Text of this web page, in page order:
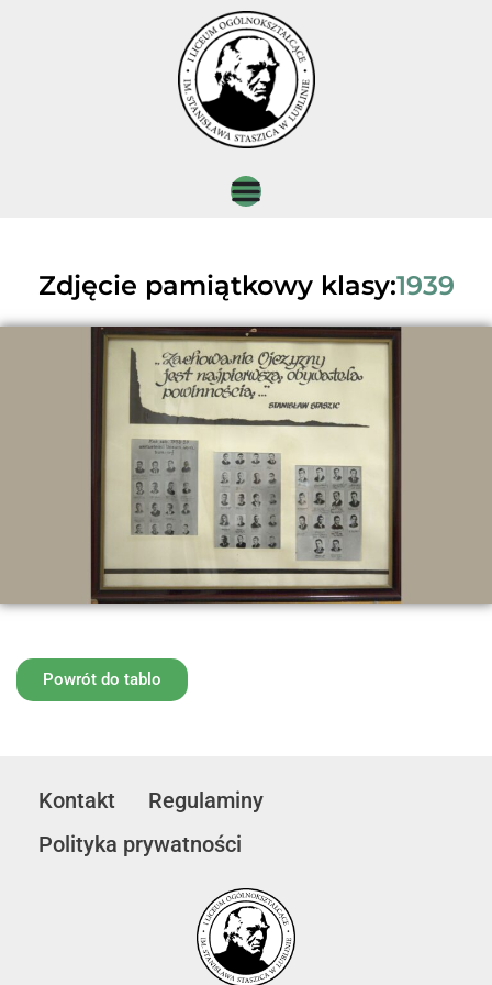
Zdjęcie pamiątkowy klasy:1939
Powrót do tablo
Kontakt
Regulaminy
Polityka prywatności